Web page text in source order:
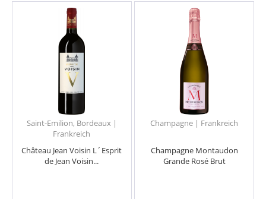
Saint-Emilion, Bordeaux |
Frankreich
Château Jean Voisin L´Esprit
de Jean Voisin...
Champagne | Frankreich
Champagne Montaudon
Grande Rosé Brut